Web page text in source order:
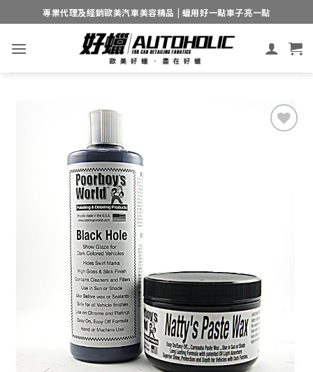
to
content
專業代理及經銷歐美汽車美容精品 | 蠟用好一點車子亮一點